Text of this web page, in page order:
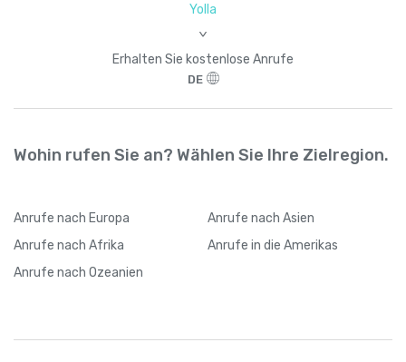
Yolla
>
Erhalten Sie kostenlose Anrufe
DE
Wohin rufen Sie an? Wählen Sie Ihre Zielregion.
Anrufe nach Europa Anrufe nach Asien
Anrufe nach Afrika Anrufe in die Amerikas
Anrufe nach Ozeanien